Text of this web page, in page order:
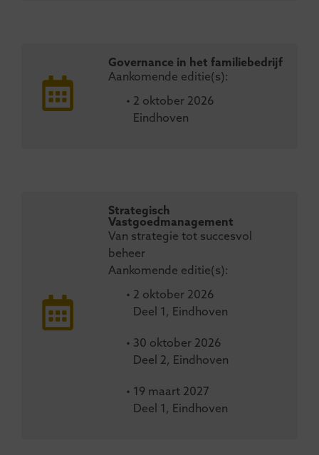
Governance in het familiebedrijf
Aankomende editie(s):
• 2 oktober 2026
Eindhoven
Strategisch
Vastgoedmanagement
Van strategie tot succesvol
beheer
Aankomende editie(s):
• 2 oktober 2026
Deel 1, Eindhoven
• 30 oktober 2026
Deel 2, Eindhoven
• 19 maart 2027
Deel 1, Eindhoven